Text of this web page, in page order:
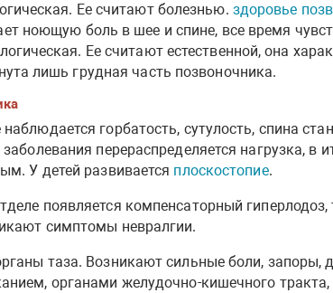
Ее считают болезнью. здоровье
ноющую боль в шее и спине, все время
Ее считают естественной, она
лишь грудная часть позвоночника.
горбатость, сутулость, спина
заболевания перераспределяется нагрузка,
У детей развивается плоскостопие.
появляется компенсаторный
симптомы невралгии.
таза. Возникают сильные боли,
органами желудочно-кишечного